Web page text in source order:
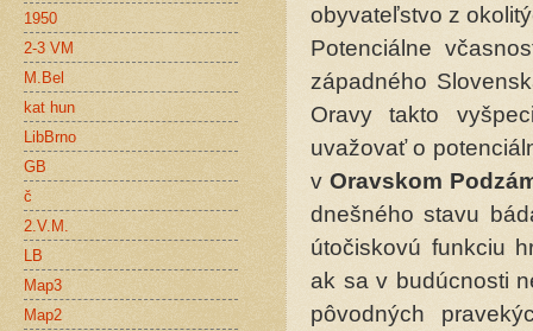
obyvateľstvo z
Potenciálne
západného
Oravy takto
uvažovať o
vOravskom
dnešného stavu
útočiskovú funkciu
ak sa v budúcnosti
pôvodných
1950
2-3 VM
M.Bel
kat hun
LibBrno
GB
č
2.V.M.
LB
Map3
Map2